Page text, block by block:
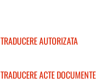
TRADUCERE AUTORIZATA
TRADUCERE ACTE DOCUMENTE